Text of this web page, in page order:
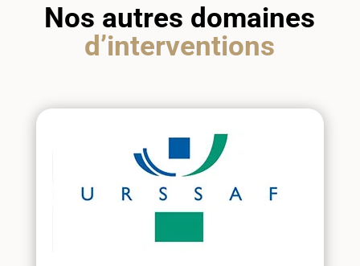
Nos autres domaines
d’interventions